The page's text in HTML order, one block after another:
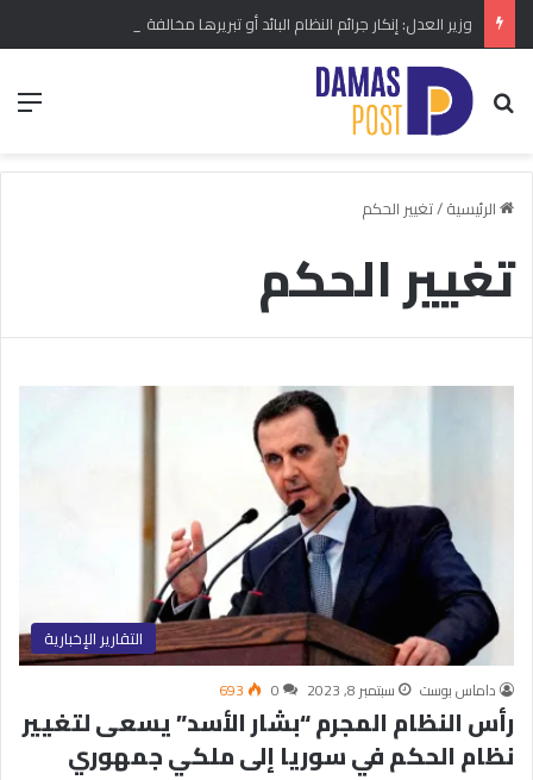
بحث عن
الرئيسية/تغيير الحكم
تغيير الحكم
التقارير الإخبارية
داماس بوست سبتمبر 8, 2023 0
693
رأس النظام المجرم “بشار الأسد” يسعى لتغيير
نظام الحكم في سوريا إلى ملكي جمهوري